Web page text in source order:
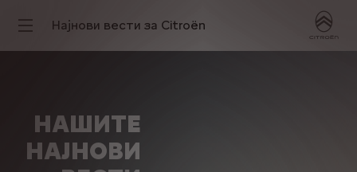
Најнови вести за Citroën
НАШИТЕ
НАЈНОВИ